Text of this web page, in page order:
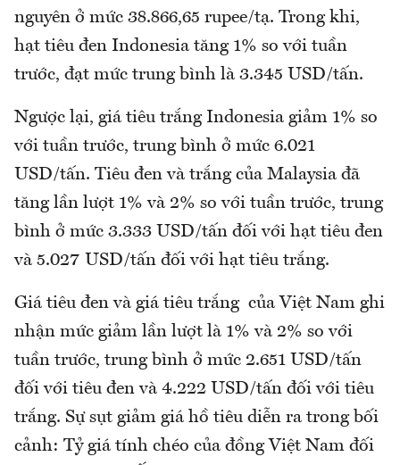
nguyên ở mức 38.866,65 rupee/tạ. Trong khi,
hạt tiêu đen Indonesia tăng 1% so với tuần
trước, đạt mức trung bình là 3.345 USD/tấn.
Ngược lại, giá tiêu trắng Indonesia giảm 1% so
với tuần trước, trung bình ở mức 6.021
USD/tấn. Tiêu đen và trắng của Malaysia đã
tăng lần lượt 1% và 2% so với tuần trước, trung
bình ở mức 3.333 USD/tấn đối với hạt tiêu đen
và 5.027 USD/tấn đối với hạt tiêu trắng.
Giá tiêu đen và giá tiêu trắng của Việt Nam ghi
nhận mức giảm lần lượt là 1% và 2% so với
tuần trước, trung bình ở mức 2.651 USD/tấn
đối với tiêu đen và 4.222 USD/tấn đối với tiêu
trắng. Sự sụt giảm giá hồ tiêu diễn ra trong bối
cảnh: Tỷ giá tính chéo của đồng Việt Nam đối